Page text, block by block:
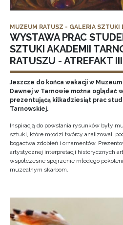
MUZEUM RATUSZ - GALERIA SZTUKI
WYSTAWA PRAC
SZTUKI AKADEMII
RATUSZU - ATREFAKT III
Jeszcze do końca wakacji w
Dawnej w Tarnowie można oglądać
prezentującą kilkadziesiąt prac
Tarnowskiej.
Inspiracją do powstania rysunków były
sztuki, które młodzi twórcy analizowali
bogactwa zdobień i ornamentów.
artystycznej interpretacji historycznych
współczesne spojrzenie młodego
muzealnym skarbom.